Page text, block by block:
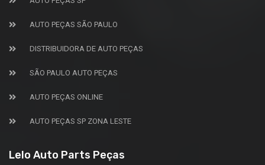
AUTO PEÇAS SÃO PAULO
DISTRIBUIDORA DE AUTO PEÇAS
SÃO PAULO AUTO PEÇAS
AUTO PEÇAS ONLINE
AUTO PEÇAS SP ZONA LESTE
Lelo Auto Parts Peças